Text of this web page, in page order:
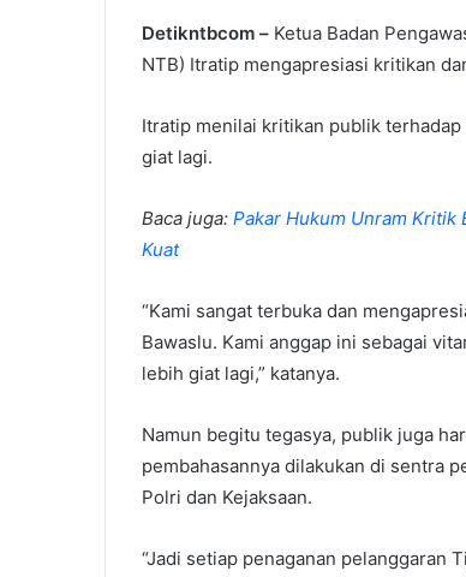
Detikntbcom – Ketua Badan
NTB) Itratip mengapresiasi kritikan
Itratip menilai kritikan publik
giat lagi.
Baca juga: Pakar Hukum Unram Kritik
Kuat
“Kami sangat terbuka dan
Bawaslu. Kami anggap ini sebagai
lebih giat lagi,” katanya.
Namun begitu tegasya, publik juga
pembahasannya dilakukan di sentra
Polri dan Kejaksaan.
“Jadi setiap penaganan pelanggaran